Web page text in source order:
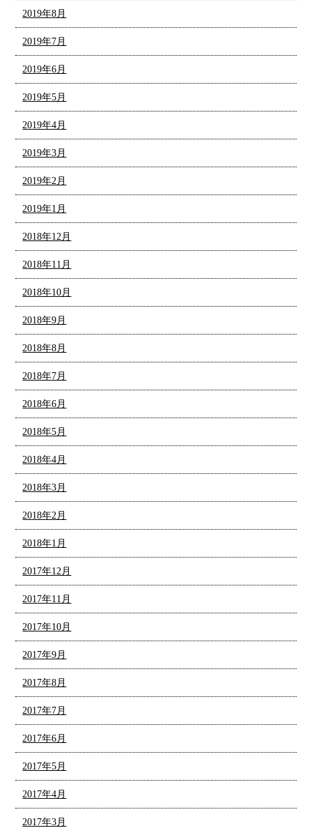
2019年8月
2019年7月
2019年6月
2019年5月
2019年4月
2019年3月
2019年2月
2019年1月
2018年12月
2018年11月
2018年10月
2018年9月
2018年8月
2018年7月
2018年6月
2018年5月
2018年4月
2018年3月
2018年2月
2018年1月
2017年12月
2017年11月
2017年10月
2017年9月
2017年8月
2017年7月
2017年6月
2017年5月
2017年4月
2017年3月